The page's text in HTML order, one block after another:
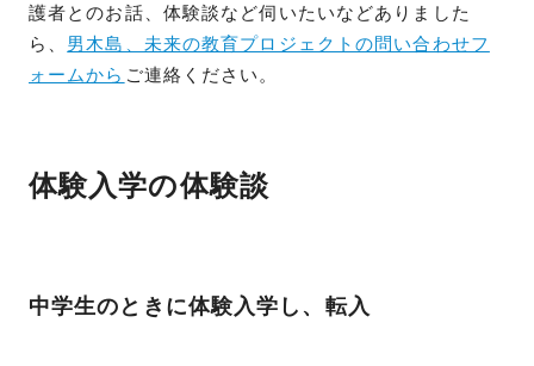
護者とのお話、体験談など伺いたいなどありました
ら、 男木島、未来の教育プロジェクトの問い合わせフ
ォームから ご連絡ください。
体験入学の体験談
中学生のときに体験入学し、転入